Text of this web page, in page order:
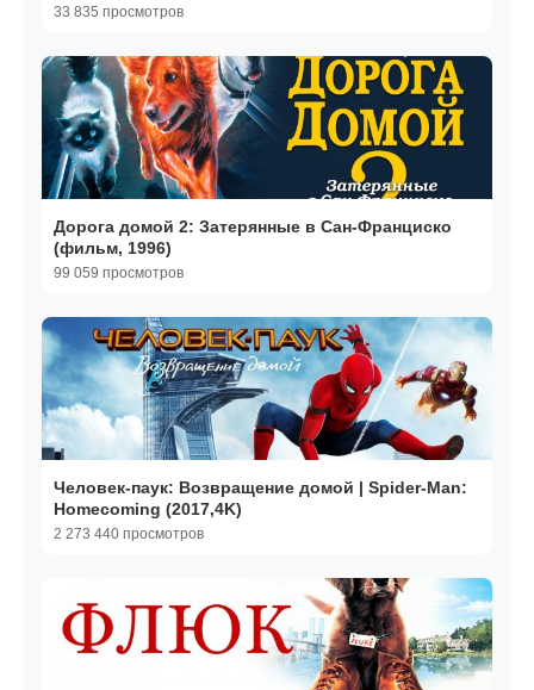
33 835 просмотров
Дорога домой 2: Затерянные в Сан-Франциско
(фильм, 1996)
99 059 просмотров
Человек-паук: Возвращение домой | Spider-Man:
Homecoming (2017,4K)
2 273 440 просмотров